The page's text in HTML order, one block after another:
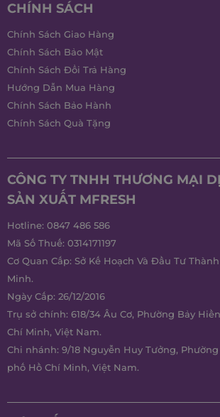
CHÍNH SÁCH
Chính Sách Giao Hàng
Chính Sách Bảo Mật
Chính Sách Đổi Trả Hàng
Hướng Dẫn Mua Hàng
Chính Sách Bảo Hành
Chính Sách Quà Tặng
CÔNG TY TNHH THƯƠNG MẠI
SẢN XUẤT MFRESH
Hotline: 0847 486 586
Mã Số Thuế: 0314171197
Cơ Quan Cấp: Sở Kế Hoạch Và Đầu Tư
Minh.
Ngày Cấp: 26/12/2016
Trụ sở chính: 618/34 Âu Cơ, Phường Bảy
Chí Minh, Việt Nam.
Chi nhánh: 9/18 Nguyễn Huy Tưởng,
phố Hồ Chí Minh, Việt Nam.